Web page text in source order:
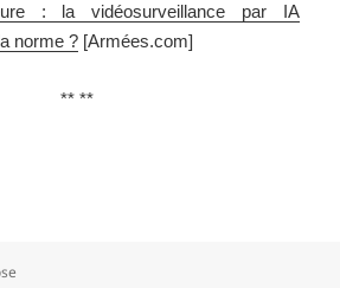
: la vidéosurveillance par IA
norme ? [Armées.com]
** **